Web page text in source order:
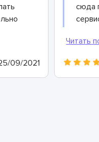
09/2021
сюда